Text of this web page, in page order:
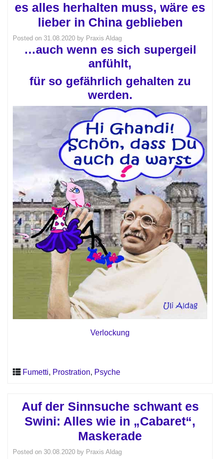
es alles herhalten muss, wäre es
lieber in China geblieben
Posted on 31.08.2020 by Praxis Aldag
…auch wenn es sich supergeil
anfühlt,
für so gefährlich gehalten zu
werden.
Verlockung
Fumetti, Prostration, Psyche
Auf der Sinnsuche schwant es
Swini: Alles wie in „Cabaret“,
Maskerade
Posted on 30.08.2020 by Praxis Aldag